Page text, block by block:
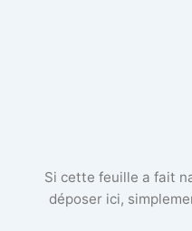
Si cette feuille a fait
déposer ici,